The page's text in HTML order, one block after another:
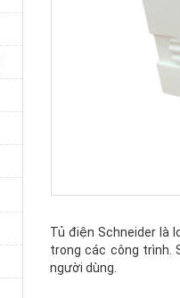
Tủ điện Schneider là
trong các công trình.
người dùng.